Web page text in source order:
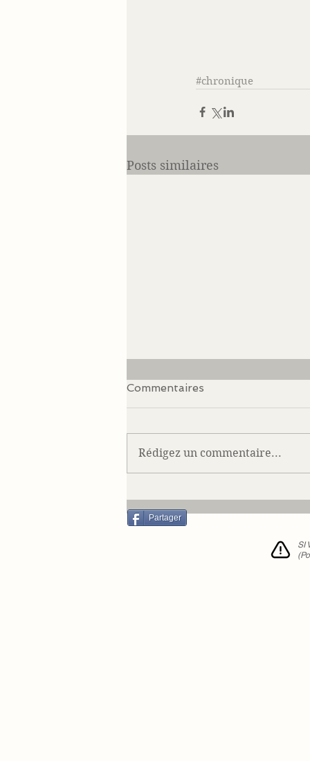
#chronique
Posts similaires
Quand France 3 nous invite
sur le JT 12/13 😍
Commentaires
Rédigez un commentaire...
Partager
SI